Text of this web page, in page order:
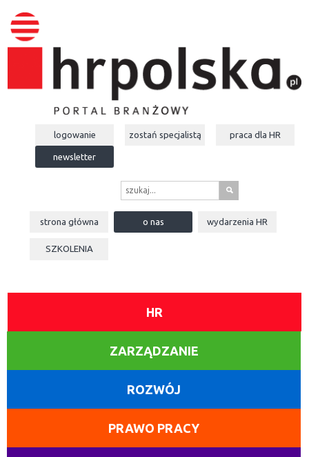
logowanie zostań specjalistą praca dla HR
newsletter
s
strona główna o nas wydarzeniaHR
SZKOLENIA
HR
ZARZĄDZANIE
ROZWÓJ
PRAWO PRACY